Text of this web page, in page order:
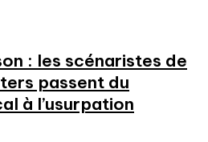
: les scénaristes de
passent du
à l’usurpation